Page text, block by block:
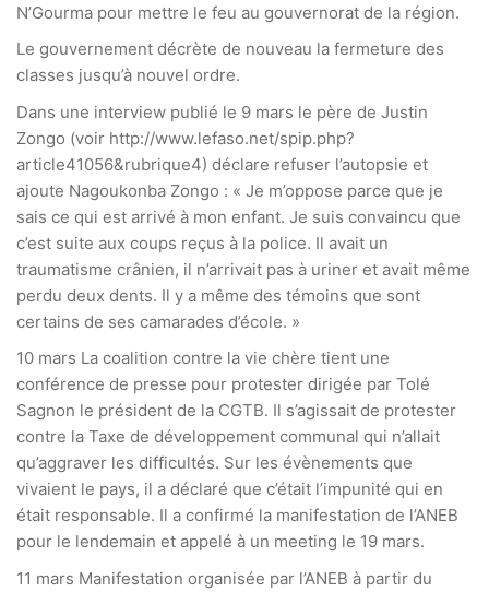
N’Gourma pour mettre le feu au gouvernorat de la région.
Le gouvernement décrète de nouveau la fermeture des
classes jusqu’à nouvel ordre.
Dans une interview publié le 9 mars le père de Justin
Zongo (voir http://www.lefaso.net/spip.php?
article41056&rubrique4) déclare refuser l’autopsie et
ajoute Nagoukonba Zongo : « Je m’oppose parce que je
sais ce qui est arrivé à mon enfant. Je suis convaincu que
c’est suite aux coups reçus à la police. Il avait un
traumatisme crânien, il n’arrivait pas à uriner et avait même
perdu deux dents. Il y a même des témoins que sont
certains de ses camarades d’école. »
10 mars La coalition contre la vie chère tient une
conférence de presse pour protester dirigée par Tolé
Sagnon le président de la CGTB. Il s’agissait de protester
contre la Taxe de développement communal qui n’allait
qu’aggraver les difficultés. Sur les évènements que
vivaient le pays, il a déclaré que c’était l’impunité qui en
était responsable. Il a confirmé la manifestation de l’ANEB
pour le lendemain et appelé à un meeting le 19 mars.
11 mars Manifestation organisée par l’ANEB à partir du